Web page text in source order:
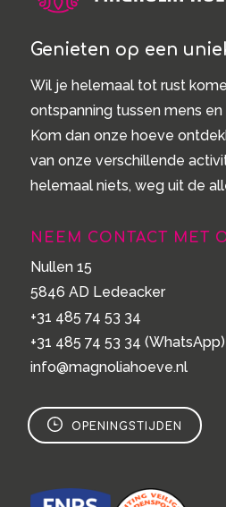
Genieten op een
Wil je helemaal tot rust
ontspanning tussen mens
Kom dan onze hoeve
van onze verschillende
helemaal niets, weg uit de
NEEM CONTACT MET
Nullen 15
5846 AD Ledeacker
+31 485 74 53 34
+31 485 74 53 34 (WhatsApp)
info@magnoliahoeve.nl
OPENINGSTIJDEN